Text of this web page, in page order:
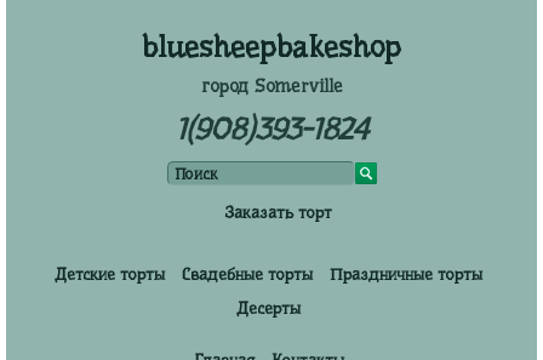
bluesheepbakeshop
город Somerville
1(908)393-1824
Заказать торт
Детские торты Свадебные торты
Праздничные торты
Десерты